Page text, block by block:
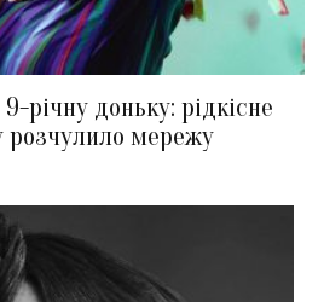
річну доньку: рідкісне
розчулило мережу